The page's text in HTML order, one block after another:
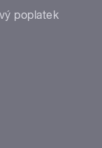
poplatek